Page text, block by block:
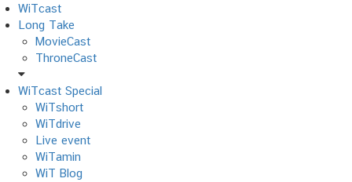
Skip
to
content
WiTcast
Long Take
MovieCast
ThroneCast
WiTcast Special
WiTshort
WiTdrive
Live event
WiTamin
WiT Blog